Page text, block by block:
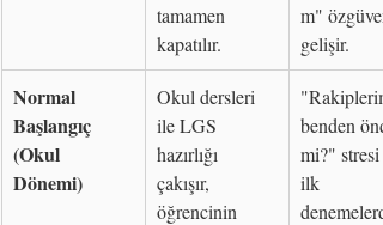
tamamen
kapatılır.
m"
gelişir.
Normal
Başlangıç
(Okul
Dönemi)
Okul dersleri
ile LGS
hazırlığı
çakışır,
öğrencinin
benden
mi?" stresi
ilk